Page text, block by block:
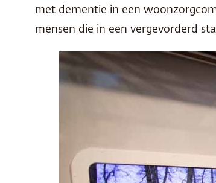
met dementie in een
mensen die in een vergevorderd